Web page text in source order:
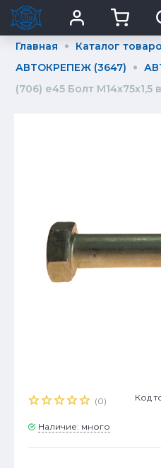
Главная
Каталог
АВТОКРЕПЕЖ (3647)
(706) е45 Болт
(0) Код
Наличие: много